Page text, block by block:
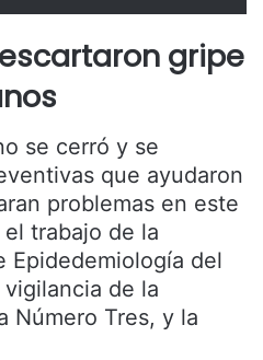
gripe
se cerró y se
que ayudaron
problemas en este
trabajo de la
Epidedemiología del
de la
Número Tres, y la